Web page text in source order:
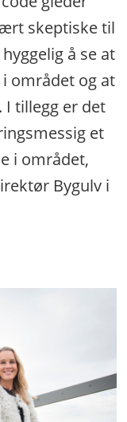
skeptiske til
å se at
området og at
I tillegg er det
et
i området,
Bygulv i